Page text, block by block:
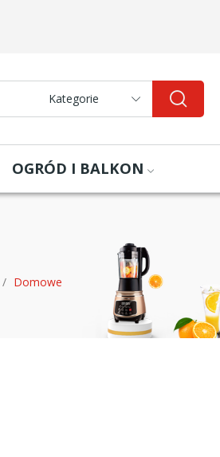
Kategorie
OGRÓD I BALKON
Domowe